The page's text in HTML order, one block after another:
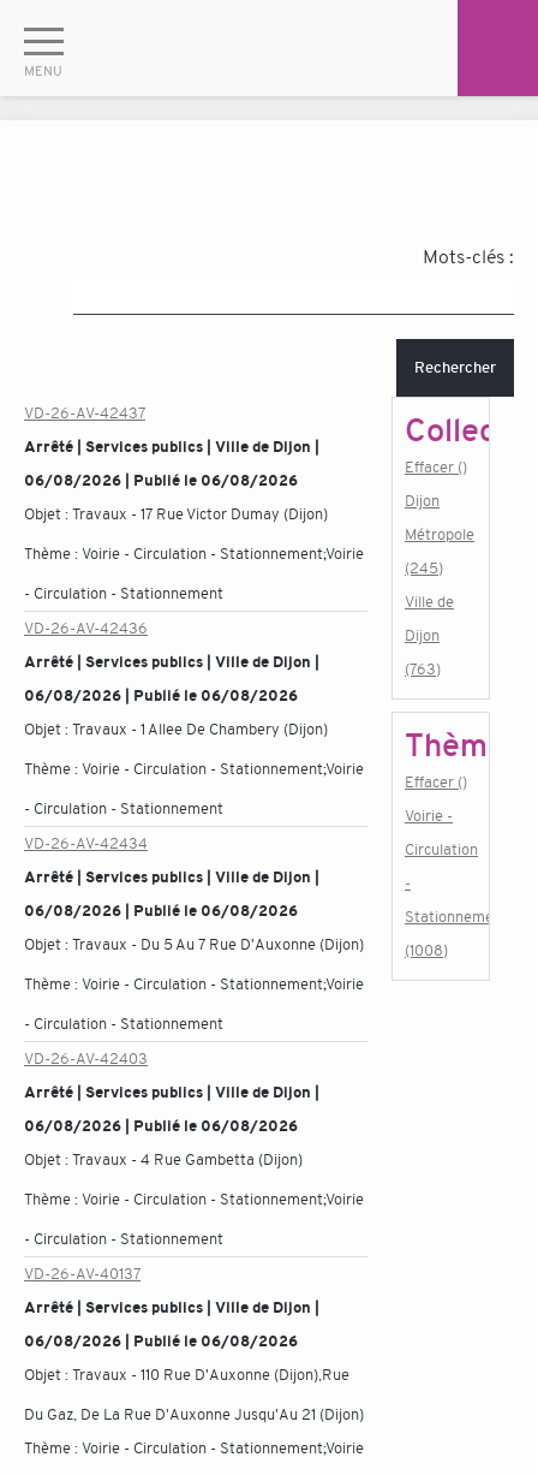
Mots-clés :
Rechercher
VD-26-AV-42437
Arrêté | Services publics | Ville de Dijon |
06/08/2026 | Publié le 06/08/2026
Objet :Travaux - 17 Rue Victor Dumay (Dijon)
Thème :Voirie - Circulation - Stationnement;Voirie
- Circulation - Stationnement
VD-26-AV-42436
Arrêté | Services publics | Ville de Dijon |
06/08/2026 | Publié le 06/08/2026
Objet :Travaux - 1 Allee De Chambery (Dijon)
Thème :Voirie - Circulation - Stationnement;Voirie
- Circulation - Stationnement
VD-26-AV-42434
Arrêté | Services publics | Ville de Dijon |
06/08/2026 | Publié le 06/08/2026
Objet :Travaux - Du 5 Au 7 Rue D'Auxonne (Dijon)
Thème :Voirie - Circulation - Stationnement;Voirie
- Circulation - Stationnement
VD-26-AV-42403
Arrêté | Services publics | Ville de Dijon |
06/08/2026 | Publié le 06/08/2026
Objet :Travaux - 4 Rue Gambetta (Dijon)
Thème :Voirie - Circulation - Stationnement;Voirie
- Circulation - Stationnement
VD-26-AV-40137
Arrêté | Services publics | Ville de Dijon |
06/08/2026 | Publié le 06/08/2026
Objet :Travaux - 110 Rue D'Auxonne (Dijon),Rue
Du Gaz, De La Rue D'Auxonne Jusqu'Au 21 (Dijon)
Thème :Voirie - Circulation - Stationnement;Voirie
Effacer ()
Dijon
Métropole
(245)
Ville de
Dijon
(763)
Thème
Effacer ()
Voirie -
Circulation
-
Stationnement
(1008)